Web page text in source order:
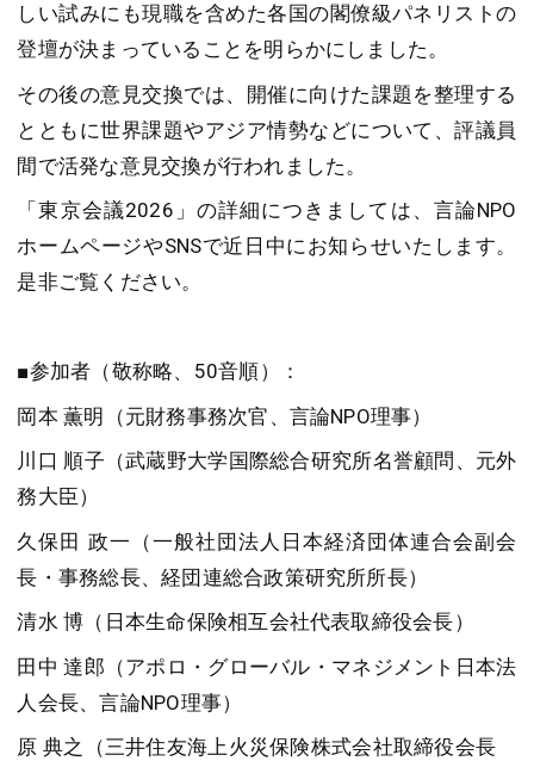
しい試みにも現職を含めた各国の閣僚級パネリストの
登壇が決まっていることを明らかにしました。
その後の意見交換では、開催に向けた課題を整理する
とともに世界課題やアジア情勢などについて、評議員
間で活発な意見交換が行われました。
「東京会議2026」の詳細につきましては、言論NPO
ホームページやSNSで近日中にお知らせいたします。
是非ご覧ください。
■参加者（敬称略、50音順）：
岡本 薫明（元財務事務次官、言論NPO理事）
川口 順子（武蔵野大学国際総合研究所名誉顧問、元外
務大臣）
久保田 政一（一般社団法人日本経済団体連合会副会
長・事務総長、経団連総合政策研究所所長）
清水 博（日本生命保険相互会社代表取締役会長）
田中 達郎（アポロ・グローバル・マネジメント日本法
人会長、言論NPO理事）
原 典之（三井住友海上火災保険株式会社取締役会長